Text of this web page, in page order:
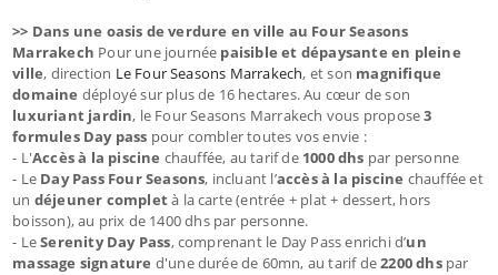
>> Dans une oasis de verdure en ville au Four Seasons
Marrakech Pour une journée paisible et dépaysante en pleine
ville, direction Le Four Seasons Marrakech, et son magnifique
domaine déployé sur plus de 16 hectares. Au cœur de son
luxuriant jardin, le Four Seasons Marrakech vous propose3
formules Day pass pour combler toutes vos envie :
- L'Accès à la piscine chauffée, au tarif de 1000 dhs par personne
- Le Day Pass Four Seasons, incluant l’accès à la piscine chauffée et
un déjeuner completà la carte (entrée + plat + dessert, hors
boisson), au prix de 1400 dhs par personne.
- LeSerenity Day Pass, comprenant le Day Pass enrichi d’un
massage signature d'une durée de 60mn, au tarif de2200 dhspar